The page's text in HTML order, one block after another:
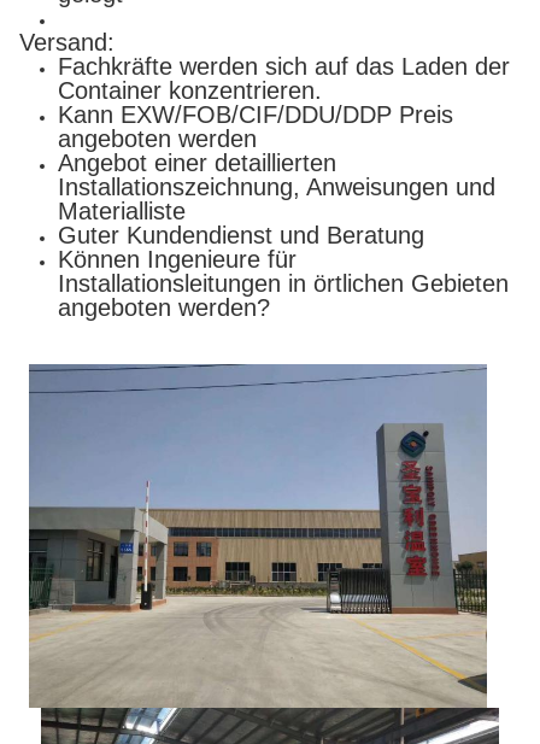
Versand:
Fachkräfte werden sich auf das Laden der
Container konzentrieren.
Kann EXW/FOB/CIF/DDU/DDP Preis
angeboten werden
Angebot einer detaillierten
Installationszeichnung, Anweisungen und
Materialliste
Guter Kundendienst und Beratung
Können Ingenieure für
Installationsleitungen in örtlichen Gebieten
angeboten werden?